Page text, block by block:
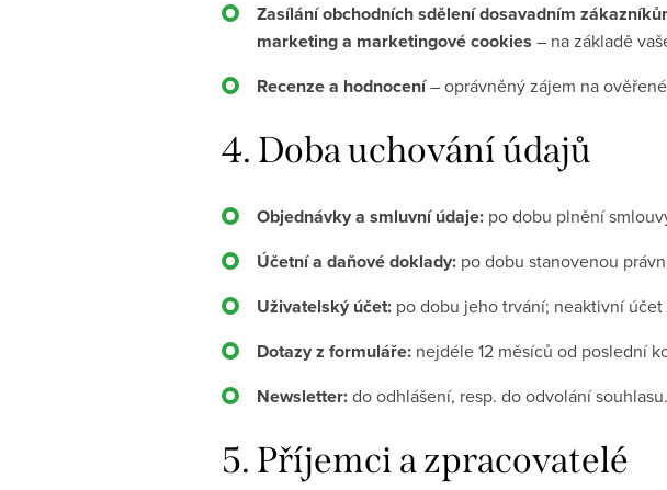
Zasílání obchodních sdělení dosavadním
marketing a marketingové cookies – na základě
Recenze a hodnocení– oprávněný zájem na
4. Doba uchování údajů
Objednávky a smluvní údaje: po dobu plnění
Účetní a daňové doklady: po dobu stanovenou
Uživatelský účet: po dobu jeho trvání; neaktivní
Dotazy z formuláře: nejdéle 12 měsíců od poslední
Newsletter:do odhlášení, resp. do odvolání souhlasu.
5. Příjemci a zpracovatelé